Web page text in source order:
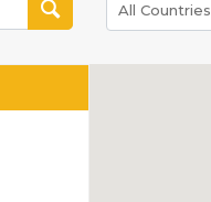
All Countries